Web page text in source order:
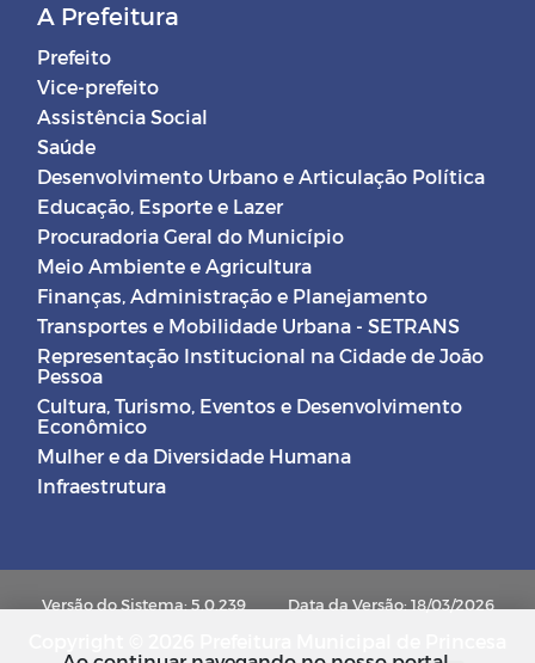
A Prefeitura
Prefeito
Vice-prefeito
Assistência Social
Saúde
Desenvolvimento Urbano e Articulação Política
Educação, Esporte e Lazer
Procuradoria Geral do Município
Meio Ambiente e Agricultura
Finanças, Administração e Planejamento
Transportes e Mobilidade Urbana - SETRANS
Representação Institucional na Cidade de João
Pessoa
Cultura, Turismo, Eventos e Desenvolvimento
Econômico
Mulher e da Diversidade Humana
Infraestrutura
Versão do Sistema: 5.0.239 Data da Versão: 18/03/2026